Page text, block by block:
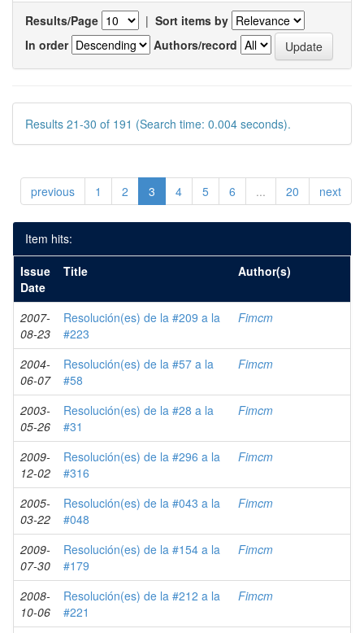
Results/Page | Sort items by
In order
Authors/record
Results 21-30 of 191 (Search time: 0.004 seconds).
previous 1 2 3 4 5 6 ... 20 next
Item hits:
Issue
Date
Title Author(s)
2007-
08-23
Resolución(es) de la #209 a la
#223
Fimcm
2004-
06-07
Resolución(es) de la #57 a la
#58
Fimcm
2003-
05-26
Resolución(es) de la #28 a la
#31
Fimcm
2009-
12-02
Resolución(es) de la #296 a la
#316
Fimcm
2005-
03-22
Resolución(es) de la #043 a la
#048
Fimcm
2009-
07-30
Resolución(es) de la #154 a la
#179
Fimcm
2008-
10-06
Resolución(es) de la #212 a la
#221
Fimcm